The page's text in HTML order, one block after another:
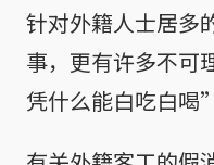
针对外籍人士居多
事，更有许多不可
凭什么能白吃白喝